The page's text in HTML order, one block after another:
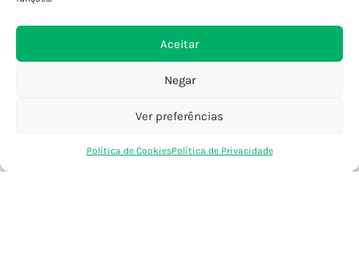
Aceitar
Negar
Ver preferências
Política de CookiesPolítica de Privacidade
SAIBA MAIS
Política de Privacidade
Termos e Condições
Custos de Envio